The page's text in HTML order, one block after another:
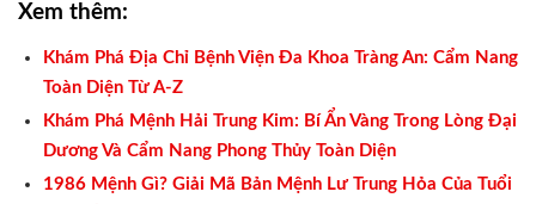
Xem thêm:
Khám Phá Địa Chỉ Bệnh Viện Đa Khoa Tràng An: Cẩm Nang
Toàn Diện Từ A-Z
Khám Phá Mệnh Hải Trung Kim: Bí Ẩn Vàng Trong Lòng Đại
Dương Và Cẩm Nang Phong Thủy Toàn Diện
1986 Mệnh Gì? Giải Mã Bản Mệnh Lư Trung Hỏa Của Tuổi